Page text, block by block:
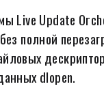
Live Update
полной
dlopen.